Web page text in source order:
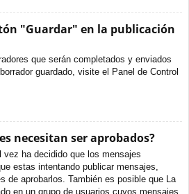
"Guardar" en la publicación
que serán completados y enviados
guardado, visite el Panel de Control
necesitan ser aprobados?
vez ha decidido que los mensajes
estas intentando publicar mensajes,
de aprobarlos. También es posible que La
en un grupo de usuarios cuyos mensajes